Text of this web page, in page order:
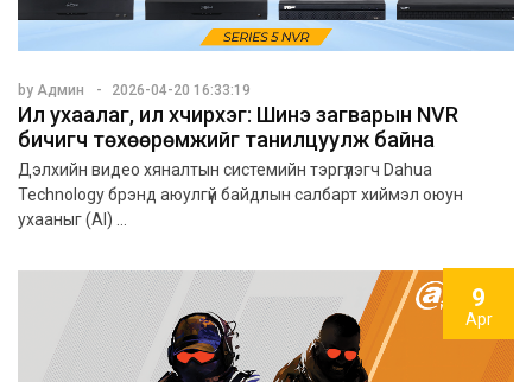
by Админ 2026-04-20 16:33:19
Илүү ухаалаг, илүү хүчирхэг: Шинэ загварын NVR
бичигч төхөөрөмжийг танилцуулж байна
Дэлхийн видео хяналтын системийн тэргүүлэгч Dahua
Technology брэнд аюулгүй байдлын салбарт хиймэл оюун
ухааныг (AI) ...
9
Apr